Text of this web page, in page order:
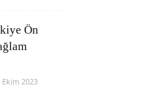
Ön
Ekim 2023